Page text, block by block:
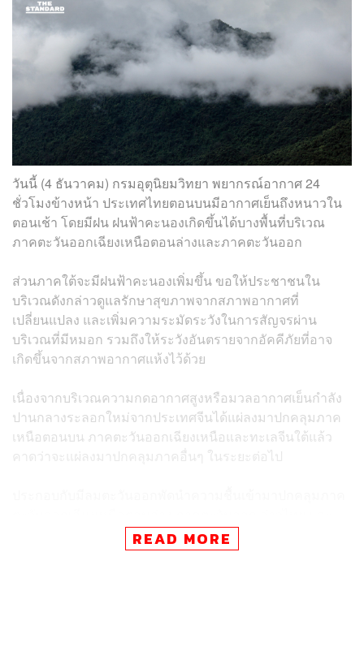
วันนี้ (4 ธันวาคม) กรมอุตุนิยมวิทยา พยากรณ์อากาศ 24
ชั่วโมงข้างหน้า ประเทศไทยตอนบนมีอากาศเย็นถึงหนาวใน
ตอนเช้า โดยมีฝน ฝนฟ้าคะนองเกิดขึ้นได้บางพื้นที่บริเวณ
ภาคตะวันออกเฉียงเหนือตอนล่างและภาคตะวันออก
ส่วนภาคใต้จะมีฝนฟ้าคะนองเพิ่มขึ้น ขอให้ประชาชนใน
บริเวณดังกล่าวดูแลรักษาสุขภาพจากสภาพอากาศที่
เปลี่ยนแปลง และเพิ่มความระมัดระวังในการสัญจรผ่าน
บริเวณที่มีหมอก รวมถึงให้ระวังอันตรายจากอัคคีภัยที่อาจ
เกิดขึ้นจากสภาพอากาศแห้งไว้ด้วย
เนื่องจากบริเวณความกดอากาศสูงหรือมวลอากาศเย็นกำลัง
ปานกลางระลอกใหม่จากประเทศจีนได้แผ่ลงมาปกคลุมภาค
เหนือตอนบน ภาคตะวันออกเฉียงเหนือและทะเลจีนใต้แล้ว
คาดว่าจะแผ่ลงมาปกคลุมภาคอื่นๆ ในระยะต่อไป
ภาคใต้ สำหรับบริเวณอ่าวไทยและทะเลอันดามันมีคลื่นสูง
ประมาณ 1 เมตร บริเวณฝนฟ้าคะนองคลื่นสูงมากกว่า 1
READ MORE